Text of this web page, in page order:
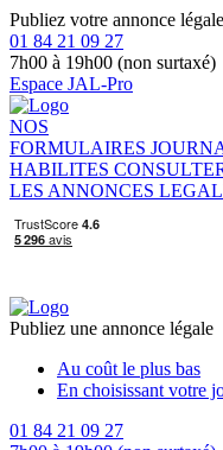
Publiez votre annonce
01 84 21 09 27
7h00 à 19h00 (non surtaxé)
Espace JAL-Pro
NOS
FORMULAIRES
HABILITES
LES ANNONCES
Publiez une annonce légale
Au coût le plus bas
En choisissant votre
01 84 21 09 27